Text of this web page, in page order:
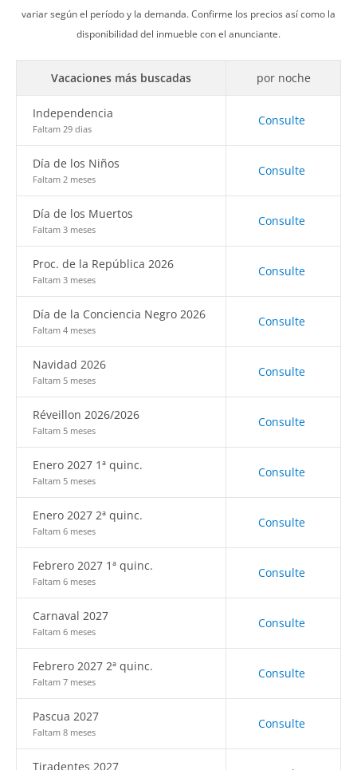
variar según el período y la demanda. Confirme los precios así como la
disponibilidad del inmueble con el anunciante.
Vacaciones más buscadas por noche
Independencia
Faltam 29 dias
Consulte
Día de los Niños
Faltam 2 meses
Consulte
Día de los Muertos
Faltam 3 meses
Consulte
Proc. de la República 2026
Faltam 3 meses
Consulte
Día de la Conciencia Negro 2026
Faltam 4 meses
Consulte
Navidad 2026
Faltam 5 meses
Consulte
Réveillon 2026/2026
Faltam 5 meses
Consulte
Enero 2027 1ª quinc.
Faltam 5 meses
Consulte
Enero 2027 2ª quinc.
Faltam 6 meses
Consulte
Febrero 2027 1ª quinc.
Faltam 6 meses
Consulte
Carnaval 2027
Faltam 6 meses
Consulte
Febrero 2027 2ª quinc.
Faltam 7 meses
Consulte
Pascua 2027
Faltam 8 meses
Consulte
Tiradentes 2027